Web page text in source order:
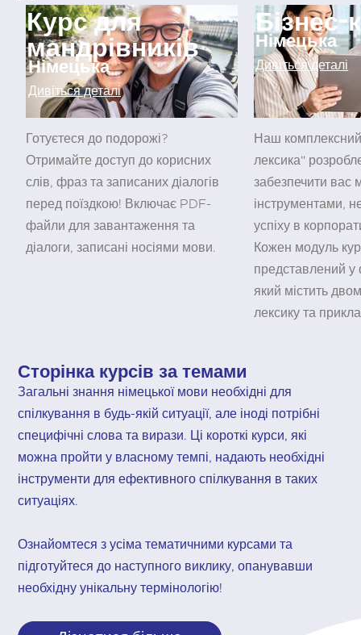
Курс для
мандрівників
Німецька
Дивіться деталі
Готуєтеся до подорожі?
Отримайте доступ до корисних
слів, фраз та записаних діалогів
перед поїздкою! Включає PDF-
файли для завантаження та
діалоги, записані носіями мови.
Бізнес-
Німецька
Дивіться деталі
Наш
лексика"
забезпечити вас
інструментами,
успіху в
Кожен модуль
представлений у
який містить
лексику та
Сторінка курсів за темами
Загальні знання німецької мови необхідні для
спілкування в будь-якій ситуації, але іноді потрібні
специфічні слова та вирази. Ці короткі курси, які
можна пройти у власному темпі, надають необхідні
інструменти для ефективного спілкування в таких
ситуаціях.
Ознайомтеся з усіма тематичними курсами та
підготуйтеся до наступного виклику, опанувавши
необхідну унікальну термінологію!